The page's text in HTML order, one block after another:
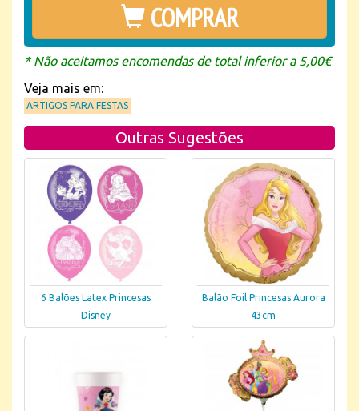
COMPRAR
* Não aceitamos encomendas de total inferior a 5,00€
Veja mais em:
ARTIGOS PARA FESTAS
Outras Sugestões
6 Balões Latex Princesas
Disney
Balão Foil Princesas Aurora
43cm